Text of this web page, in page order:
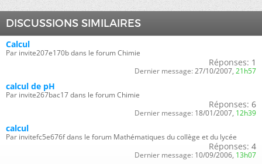
DISCUSSIONS SIMILAIRES
Calcul
Par invite207e170b dans le forum Chimie
Réponses: 1
Dernier message: 27/10/2007, 21h57
calcul de pH
Par invite267bac17 dans le forum Chimie
Réponses: 6
Dernier message: 18/01/2007, 12h39
calcul
Par invitefc5e676f dans le forum Mathématiques du collège et du lycée
Réponses: 4
Dernier message: 10/09/2006, 13h07